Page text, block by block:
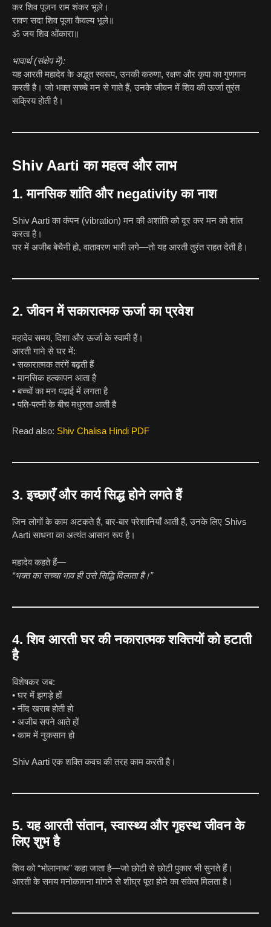
कर शिव पूजन राम शंकर भूले।
रावण सदा शिव पूजा कैवल्य भूले॥
ॐ जय शिव ओंकारा॥
भावार्थ (संक्षेप में):
यह आरती महादेव के अद्भुत स्वरूप, उनकी करुणा, रक्षण और कृपा का गुणगान
करती है। जो भक्त सच्चे मन से गाते हैं, उनके जीवन में शिव की ऊर्जा तुरंत
सक्रिय होती है।
Shiv Aarti का महत्व और लाभ
1. मानसिक शांति और negativity का नाश
Shiv Aarti का कंपन (vibration) मन की अशांति को दूर कर मन को शांत
करता है।
घर में अजीब बेचैनी हो, वातावरण भारी लगे—तो यह आरती तुरंत राहत देती है।
2. जीवन में सकारात्मक ऊर्जा का प्रवेश
महादेव समय, दिशा और ऊर्जा के स्वामी हैं।
आरती गाने से घर में:
• सकारात्मक तरंगें बढ़ती हैं
• मानसिक हल्कापन आता है
• बच्चों का मन पढ़ाई में लगता है
• पति-पत्नी के बीच मधुरता आती है
Read also: Shiv Chalisa Hindi PDF
3. इच्छाएँ और कार्य सिद्ध होने लगते हैं
जिन लोगों के काम अटकते हैं, बार-बार परेशानियाँ आती हैं, उनके लिए Shivs
Aarti साधना का अत्यंत आसान रूप है।
महादेव कहते हैं—
“भक्त का सच्चा भाव ही उसे सिद्धि दिलाता है।”
4. शिव आरती घर की नकारात्मक शक्तियों को हटाती
है
विशेषकर जब:
• घर में झगड़े हों
• नींद खराब होती हो
• अजीब सपने आते हों
• काम में नुकसान हो
Shiv Aarti एक शक्ति कवच की तरह काम करती है।
5. यह आरती संतान, स्वास्थ्य और गृहस्थ जीवन के
लिए शुभ है
शिव को “भोलानाथ” कहा जाता है—जो छोटी से छोटी पुकार भी सुनते हैं।
आरती के समय मनोकामना मांगने से शीघ्र पूरा होने का संकेत मिलता है।